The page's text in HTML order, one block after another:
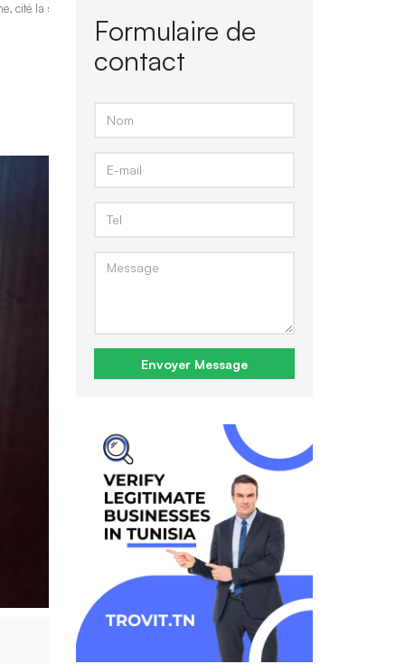
cité la santé
Formulaire de
contact
Envoyer Message